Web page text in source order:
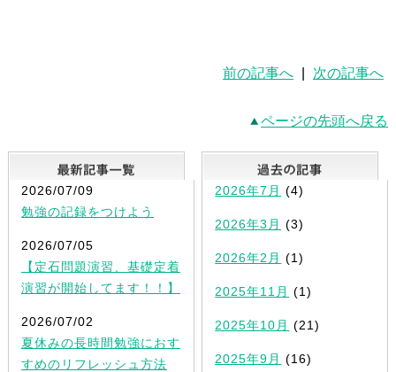
前の記事へ 次の記事へ
ページの先頭へ戻る
最新記事一覧
2026/07/09
勉強の記録をつけよう
2026/07/05
【定石問題演習、基礎定着
演習が開始してます！！】
2026/07/02
夏休みの長時間勉強におす
すめのリフレッシュ方法
2026年7月 (4)
2026年3月 (3)
2026年2月 (1)
2025年11月 (1)
2025年10月 (21)
2025年9月 (16)